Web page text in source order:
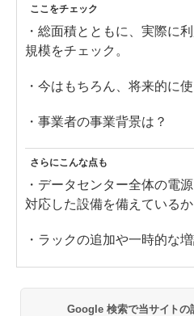
ここをチェック
・総面積とともに、実際に
規模をチェック。
・今はもちろん、将来的に
・事業者の事業背景は？
さらにこんな点も
・データセンター全体の電
対応した設備を備えているか
・ラックの追加や一時的な
Google 検索で当サイトの